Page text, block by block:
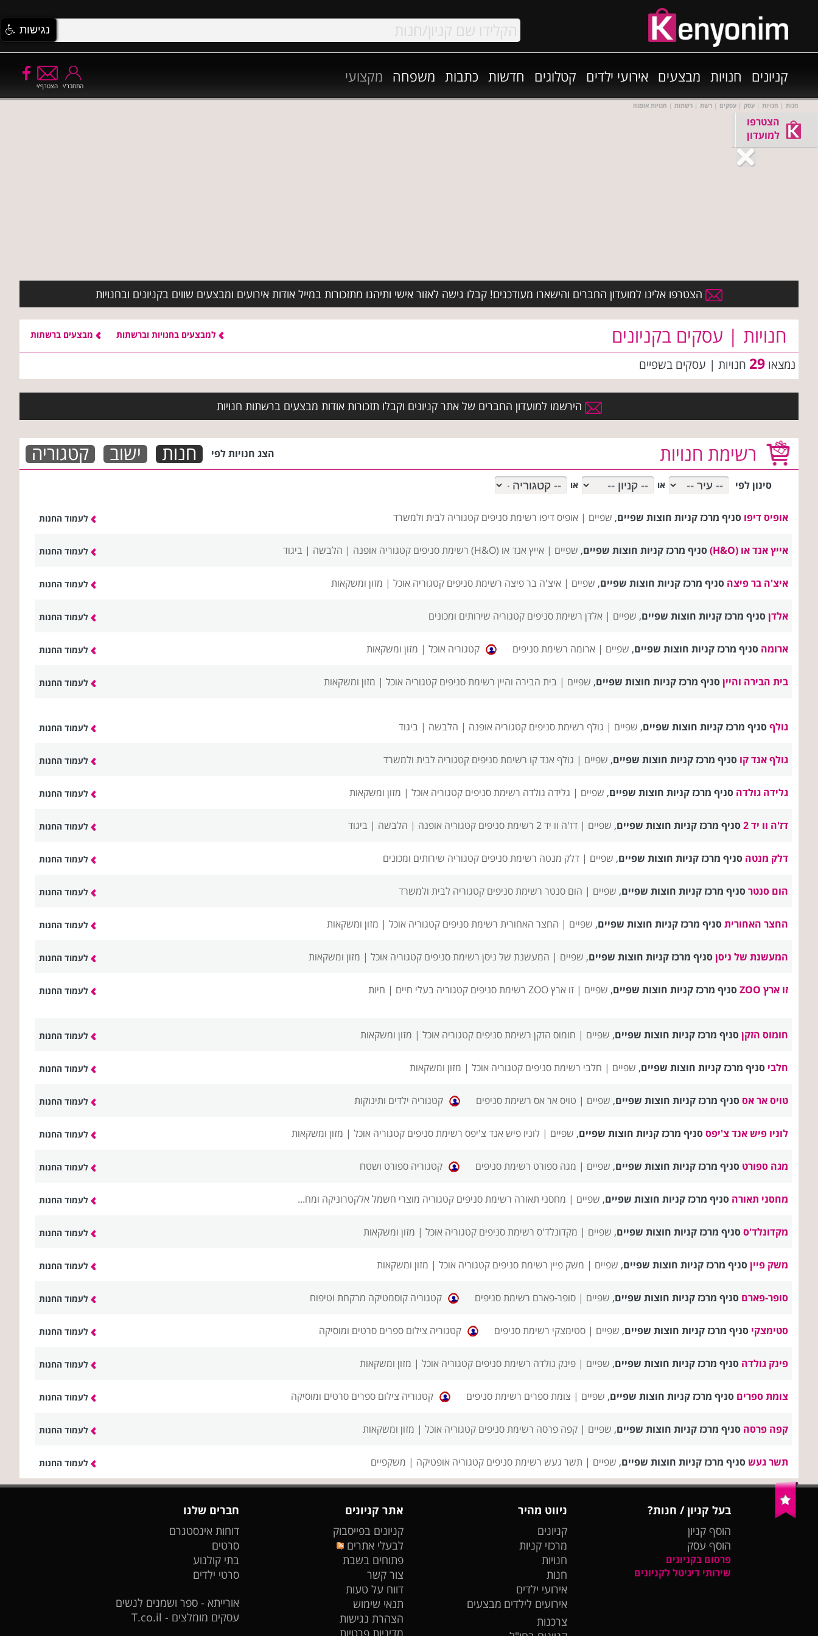
קניונים חנויות מבצעים אירועי ילדים קטלוגים חדשות כתבות משפחה מקצועי
הצטרף/י התחבר/י
חנות | חנויות | עסק | עסקים | רשת | רשתות | חנויות אופנה
הצטרפו אלינו למועדון החברים והישארו מעודכנים! קבלו גישה לאזור אישי ותיהנו מתזכורות במייל אודות אירועים ומבצעים שווים בקניונים ובחנויות
הצטרפו
למועדון
חנויות | עסקים בקניונים למבצעים בחנויות וברשתות מבצעים ברשתות
נמצאו 29 חנויות | עסקים בשפיים
הירשמו למועדון החברים של אתר קניונים וקבלו תזכורות אודות מבצעים ברשתות חנויות
רשימת חנויות הצג חנויות לפי חנות ישוב קטגוריה
סינון לפי או או
אופיס דיפו סניף מרכז קניות חוצות שפיים, שפיים |אופיס דיפו רשימת סניפים קטגוריה לבית ולמשרד לעמוד החנות
אייץ אנד או (H&O) סניף מרכז קניות חוצות שפיים, שפיים | אייץ אנד או (H&O) רשימת סניפים קטגוריה אופנה | הלבשה | ביגוד לעמוד החנות
איצ'ה בר פיצה סניף מרכז קניות חוצות שפיים, שפיים |איצ'ה בר פיצה רשימת סניפים קטגוריה אוכל | מזון ומשקאות לעמוד החנות
אלדןסניף מרכז קניות חוצות שפיים, שפיים | אלדן רשימת סניפים קטגוריה שירותים ומכונים לעמוד החנות
ארומה סניף מרכז קניות חוצות שפיים, שפיים |ארומה רשימת סניפים קטגוריה אוכל | מזון ומשקאות לעמוד החנות
בית הבירה והייןסניף מרכז קניות חוצות שפיים, שפיים |בית הבירה והיין רשימת סניפים קטגוריה אוכל | מזון ומשקאות לעמוד החנות
גולףסניף מרכז קניות חוצות שפיים, שפיים | גולף רשימת סניפים קטגוריה אופנה | הלבשה | ביגוד לעמוד החנות
גולף אנד קו סניף מרכז קניות חוצות שפיים, שפיים | גולף אנד קו רשימת סניפים קטגוריה לבית ולמשרד לעמוד החנות
גלידה גולדה סניף מרכז קניות חוצות שפיים, שפיים | גלידה גולדה רשימת סניפים קטגוריה אוכל | מזון ומשקאות לעמוד החנות
דז'ה וו יד 2 סניף מרכז קניות חוצות שפיים, שפיים |דז'ה וו יד 2 רשימת סניפים קטגוריה אופנה | הלבשה | ביגוד לעמוד החנות
דלק מנטה סניף מרכז קניות חוצות שפיים, שפיים |דלק מנטה רשימת סניפים קטגוריה שירותים ומכונים לעמוד החנות
הום סנטרסניף מרכז קניות חוצות שפיים, שפיים | הום סנטר רשימת סניפים קטגוריה לבית ולמשרד לעמוד החנות
החצר האחוריתסניף מרכז קניות חוצות שפיים, שפיים | החצר האחורית רשימת סניפים קטגוריה אוכל | מזון ומשקאות לעמוד החנות
המעשנת של ניסןסניף מרכז קניות חוצות שפיים, שפיים | המעשנת של ניסן רשימת סניפים קטגוריה אוכל | מזון ומשקאות לעמוד החנות
זו ארץ ZOO סניף מרכז קניות חוצות שפיים, שפיים |זו ארץ ZOO רשימת סניפים קטגוריה בעלי חיים | חיות לעמוד החנות
חומוס הזקןסניף מרכז קניות חוצות שפיים, שפיים | חומוס הזקן רשימת סניפים קטגוריה אוכל | מזון ומשקאות לעמוד החנות
חלבי סניף מרכז קניות חוצות שפיים, שפיים | חלבי רשימת סניפים קטגוריה אוכל | מזון ומשקאות לעמוד החנות
טויס אר אססניף מרכז קניות חוצות שפיים, שפיים | טויס אר אס רשימת סניפים קטגוריה ילדים ותינוקות לעמוד החנות
לוניו פיש אנד צ'יפססניף מרכז קניות חוצות שפיים, שפיים |לוניו פיש אנד צ'יפס רשימת סניפים קטגוריה אוכל | מזון ומשקאות לעמוד החנות
מגה ספורט סניף מרכז קניות חוצות שפיים, שפיים | מגה ספורט רשימת סניפים קטגוריה ספורט ושטח לעמוד החנות
מחסני תאורה סניף מרכז קניות חוצות שפיים, שפיים | מחסני תאורה רשימת סניפים קטגוריה מוצרי חשמל אלקטרוניקה ומח... לעמוד החנות
מקדונלד'ססניף מרכז קניות חוצות שפיים, שפיים | מקדונלד'ס רשימת סניפים קטגוריה אוכל | מזון ומשקאות לעמוד החנות
משק פייןסניף מרכז קניות חוצות שפיים, שפיים | משק פיין רשימת סניפים קטגוריה אוכל | מזון ומשקאות לעמוד החנות
סופר-פארם סניף מרכז קניות חוצות שפיים, שפיים |סופר-פארם רשימת סניפים קטגוריה קוסמטיקה מרקחת וטיפוח לעמוד החנות
סטימצקי סניף מרכז קניות חוצות שפיים, שפיים |סטימצקי רשימת סניפים קטגוריה צילום ספרים סרטים ומוסיקה לעמוד החנות
פינק גולדה סניף מרכז קניות חוצות שפיים, שפיים |פינק גולדה רשימת סניפים קטגוריה אוכל | מזון ומשקאות לעמוד החנות
צומת ספרים סניף מרכז קניות חוצות שפיים, שפיים | צומת ספרים רשימת סניפים קטגוריה צילום ספרים סרטים ומוסיקה לעמוד החנות
קפה פרסה סניף מרכז קניות חוצות שפיים, שפיים |קפה פרסה רשימת סניפים קטגוריה אוכל | מזון ומשקאות לעמוד החנות
תשר געשסניף מרכז קניות חוצות שפיים, שפיים | תשר געש רשימת סניפים קטגוריה אופטיקה | משקפיים לעמוד החנות
בעל קניון / חנות?
הוסף קניון
הוסף עסק
פרסום בקניונים
שירותי דיגיטל לקניונים
ניווט מהיר
קניונים
מרכזי קניות
חנויות
חנות
אירועי ילדים
אירועים לילדים מבצעים
צרכנות
אתר קניונים
קניונים בפייסבוק
לבעלי אתרים
פתוחים בשבת
צור קשר
דווח על טעות
תנאי שימוש
הצהרת נגישות
מדיניות פרטיות
חברים שלנו
דוחות אינסטגרם
סרטים
בתי קולנוע
סרטי ילדים
אורייתא - ספר ושמנים לנשים
עסקים מומלצים - T.co.il
נגישות